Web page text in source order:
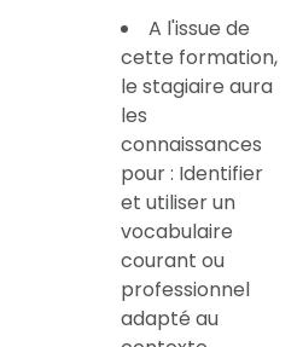
A l'issue de
cette formation,
le stagiaire aura
les
connaissances
pour : Identifier
et utiliser un
vocabulaire
courant ou
professionnel
adapté au